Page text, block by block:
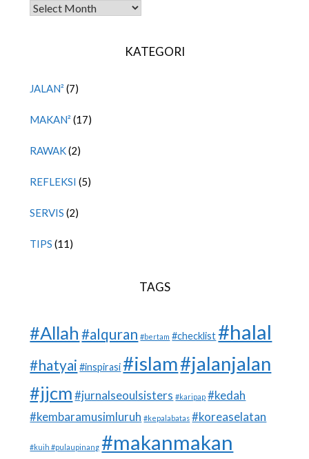
TITIPAN LALU
KATEGORI
JALAN² (7)
MAKAN² (17)
RAWAK(2)
REFLEKSI (5)
SERVIS (2)
TIPS (11)
TAGS
#Allah #alquran #bertam #checklist #halal
#hatyai #inspirasi #islam#jalanjalan
#jjcm #jurnalseoulsisters #karipap #kedah
#kembaramusimluruh #kepalabatas #koreaselatan
#kuih #pulaupinang #makanmakan